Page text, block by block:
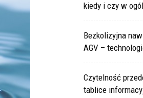
kiedy i czy w
Bezkolizyjna
AGV –
Czytelność
tablice